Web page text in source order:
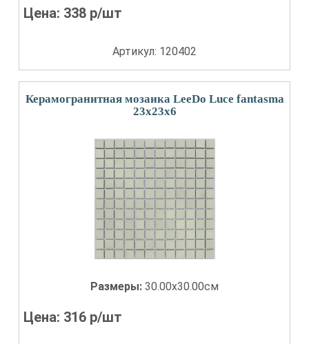
Цена: 338 р/шт
Артикул: 120402
Керамогранитная мозаика LeeDo Luce fantasma
23x23x6
Размеры: 30.00x30.00см
Цена: 316 р/шт